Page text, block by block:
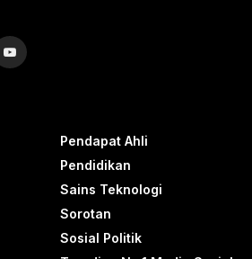
Pendapat Ahli
Pendidikan
Sains Teknologi
Sorotan
Sosial Politik